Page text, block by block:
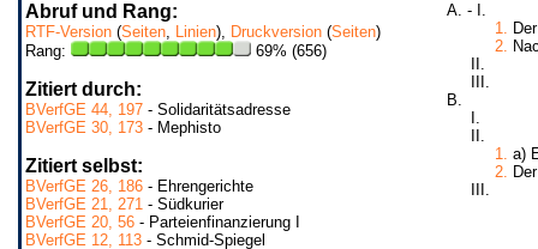
Abruf und Rang:
RTF-Version (Seiten, Linien), Druckversion (Seiten)
Rang:
69% (656)
Zitiert durch:
BVerfGE 44, 197 - Solidaritätsadresse
BVerfGE 30, 173 - Mephisto
Zitiert selbst:
BVerfGE 26, 186 - Ehrengerichte
BVerfGE 21, 271 - Südkurier
BVerfGE 20, 56 - Parteienfinanzierung I
BVerfGE 12, 113 - Schmid-Spiegel
A. - I.
1.
2.
II.
III.
B.
I.
II.
1. a)
2.
III.